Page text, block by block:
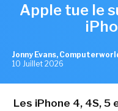
Apple tue le
Jonny Evans,
10 Juillet 2026
Les iPhone 4, 4S, 5